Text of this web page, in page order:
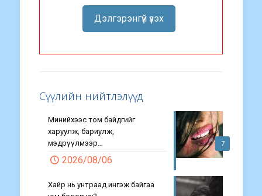
Дэлгэрэнгүй үзэх
Сүүлийн нийтлэлүүд
7
Минийхээс том байдгийг
харуулж, бариулж,
мэдрүүлмээр…
2026/08/06
Хайр нь унтраад ингэж байгаа